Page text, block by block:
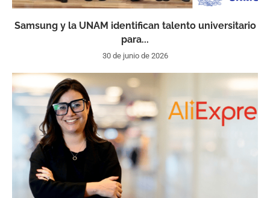
Samsung y la UNAM identifican talento universitario
para...
30 de junio de 2026